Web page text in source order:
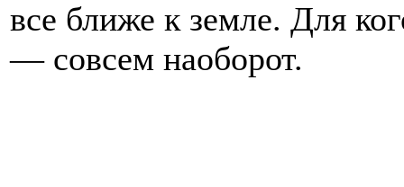
все ближе к земле. Для
— совсем наоборот.